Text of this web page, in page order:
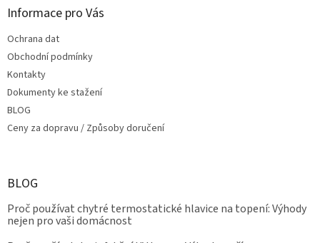
Informace pro Vás
Ochrana dat
Obchodní podmínky
Kontakty
Dokumenty ke stažení
BLOG
Ceny za dopravu / Způsoby doručení
BLOG
Proč používat chytré termostatické hlavice na topení: Výhody
nejen pro vaši domácnost